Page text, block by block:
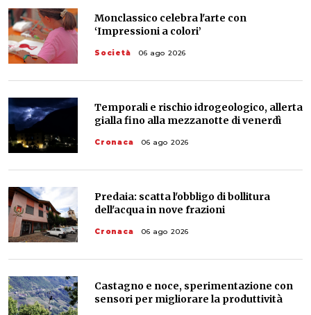
Monclassico celebra l'arte con
‘Impressioni a colori’
Società 06 ago 2026
Temporali e rischio idrogeologico, allerta
gialla fino alla mezzanotte di venerdì
Cronaca 06 ago 2026
Predaia: scatta l'obbligo di bollitura
dell'acqua in nove frazioni
Cronaca 06 ago 2026
Castagno e noce, sperimentazione con
sensori per migliorare la produttività